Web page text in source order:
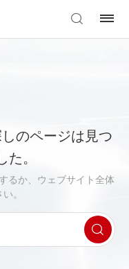
のページは見つ
た。
るか、ウェブサイト全体
。